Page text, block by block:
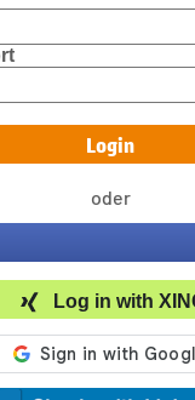
oder
Log in with